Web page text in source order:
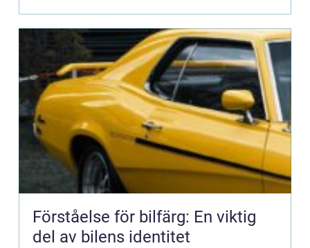
Förståelse för bilfärg: En viktig
del av bilens identitet